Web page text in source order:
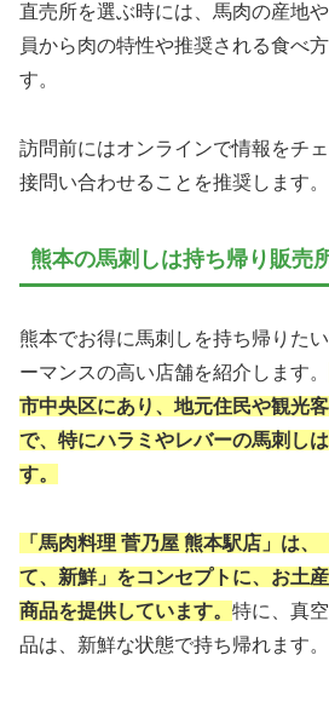
直売所を選ぶ時には、馬肉の産地
員から肉の特性や推奨される食べ
す。
訪問前にはオンラインで情報をチ
接問い合わせることを推奨します。
熊本の馬刺しは持ち帰り販売
熊本でお得に馬刺しを持ち帰りた
ーマンスの高い店舗を紹介します。
市中央区にあり、地元住民や観光
で、特にハラミやレバーの馬刺し
す。
「馬肉料理 菅乃屋 熊本駅店」は、
て、新鮮」をコンセプトに、お土
商品を提供しています。 特に、真
品は、新鮮な状態で持ち帰れます。